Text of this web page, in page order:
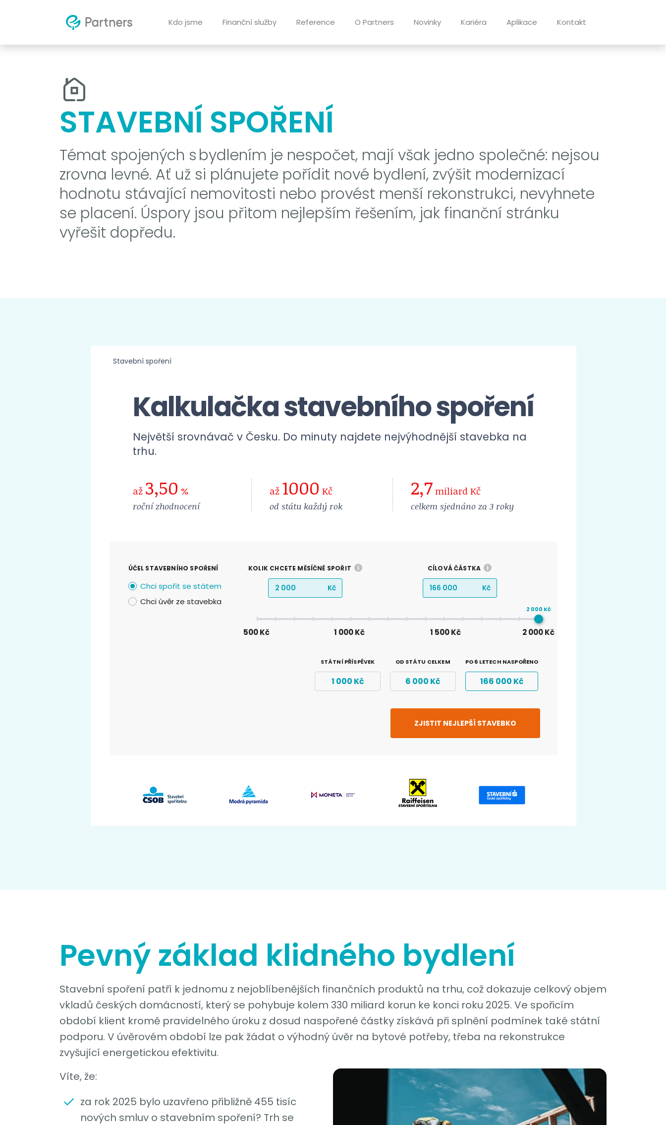
Kdo jsme Finanční služby Reference O Partners Novinky Kariéra Aplikace Kontakt
STAVEBNÍ SPOŘENÍ
Témat spojených s bydlením je nespočet, mají však jedno společné: nejsou
zrovna levné. Ať už si plánujete pořídit nové bydlení, zvýšit modernizací
hodnotu stávající nemovitosti nebo provést menší rekonstrukci, nevyhnete
se placení. Úspory jsou přitom nejlepším řešením, jak finanční stránku
vyřešit dopředu.
Pevný základ klidného bydlení
Stavební spoření patří k jednomu z nejoblíbenějších finančních produktů na trhu, což dokazuje celkový objem
vkladů českých domácností, který se pohybuje kolem 330 miliard korun ke konci roku 2025. Ve spořicím
období klient kromě pravidelného úroku z dosud naspořené částky získává při splnění podmínek také státní
podporu. V úvěrovém období lze pak žádat o výhodný úvěr na bytové potřeby, třeba na rekonstrukce
zvyšující energetickou efektivitu.
Víte, že:
za rok 2025 bylo uzavřeno přibližně 455 tisíc
nových smluv o stavebním spoření? Trh se